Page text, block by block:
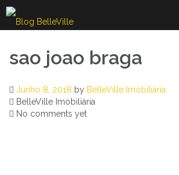
Skip
to
content
sao joao braga
Junho 8, 2018 by BelleVille Imobiliária
BelleVille Imobiliária
No comments yet